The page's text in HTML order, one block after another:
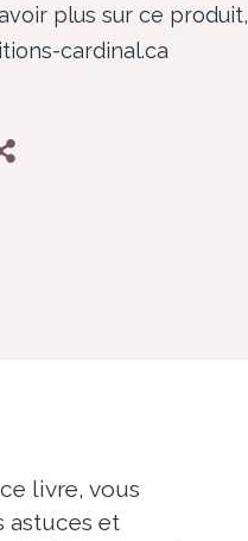
plus sur ce produit,
cardinal.ca
livre, vous
astuces et